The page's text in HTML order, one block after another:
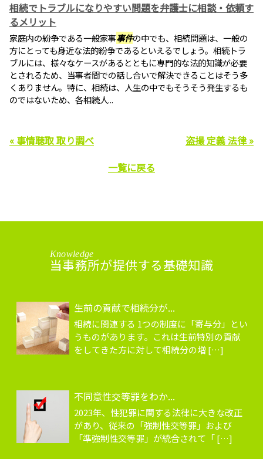
相続でトラブルになりやすい問題を弁護士に相談・依頼す
るメリット
家庭内の紛争である一般家事事件の中でも、相続問題は、一般の
方にとっても身近な法的紛争であるといえるでしょう。相続トラ
ブルには、様々なケースがあるとともに専門的な法的知識が必要
とされるため、当事者間での話し合いで解決できることはそう多
くありません。特に、相続は、人生の中でもそうそう発生するも
のではないため、各相続人...
« 事情聴取 取り調べ
盗撮 定義 法律 »
一覧に戻る
Knowledge
当事務所が提供する基礎知識
生前の貢献で相続分が...
相続に関連する 1つの制度に「寄与分」とい
うものがあります。これは生前特別の貢献
をしてきた方に対して相続分の増 […]
不同意性交等罪をわか...
2023年、性犯罪に関する法律に大きな改正
があり、従来の「強制性交等罪」および
「準強制性交等罪」が統合されて「 […]